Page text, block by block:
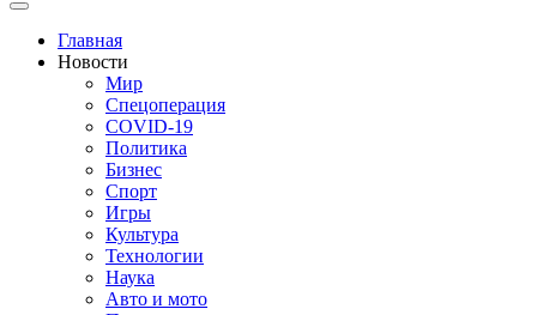
Toggle navigation
Главная
Новости
Мир
Спецоперация
COVID-19
Политика
Бизнес
Спорт
Игры
Культура
Технологии
Наука
Авто и мото